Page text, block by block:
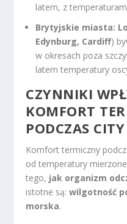
latem, z
Brytyjskie miasta:
Edynburg, Cardiff)
w okresach poza
latem temperatury
CZYNNIKI
KOMFORT
PODCZAS
Komfort termiczny
od temperatury
tego, jak organizm
istotne są:wilgotność
morska.